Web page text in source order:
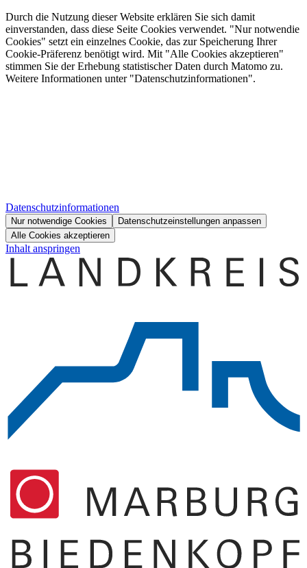
Durch die Nutzung dieser Website erklären Sie sich damit
einverstanden, dass diese Seite Cookies verwendet. "Nur notwendie
Cookies" setzt ein einzelnes Cookie, das zur Speicherung Ihrer
Cookie-Präferenz benötigt wird. Mit "Alle Cookies akzeptieren"
stimmen Sie der Erhebung statistischer Daten durch Matomo zu.
Weitere Informationen unter "Datenschutzinformationen".
Datenschutzinformationen
Nur notwendige Cookies
Datenschutzeinstellungen anpassen
Alle Cookies akzeptieren
Inhalt anspringen